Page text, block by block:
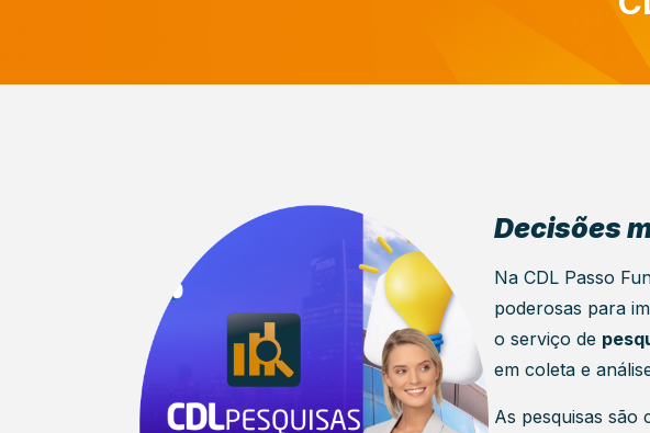
Decisões
Na CDL Passo
poderosas para
o serviço de
em coleta e
As pesquisas são